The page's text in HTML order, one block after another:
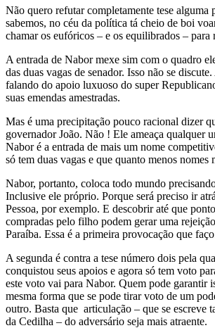
Não quero refutar completamente tese alguma
sabemos, no céu da política tá cheio de boi
chamar os eufóricos – e os equilibrados – para
A entrada de Nabor mexe sim com o quadro
das duas vagas de senador. Isso não se
falando do apoio luxuoso do super
suas emendas amestradas.
Mas é uma precipitação pouco racional dizer
governador João. Não ! Ele ameaça qualquer
Nabor é a entrada de mais um nome
só tem duas vagas e que quanto menos nomes
Nabor, portanto, coloca todo mundo
Inclusive ele próprio. Porque será preciso ir
Pessoa, por exemplo. E descobrir até que
compradas pelo filho podem gerar uma
Paraíba. Essa é a primeira provocação que
A segunda é contra a tese número dois pela
conquistou seus apoios e agora só tem voto
este voto vai para Nabor. Quem pode garantir
mesma forma que se pode tirar voto de um
outro. Basta que articulação – que se escreve
da Cedilha – do adversário seja mais atraente.